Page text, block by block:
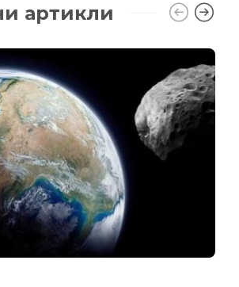
артикли